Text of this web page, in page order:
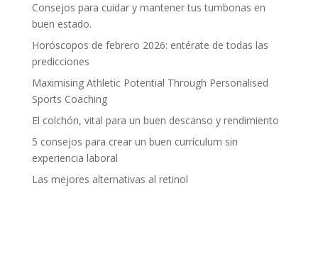
Consejos para cuidar y mantener tus tumbonas en
buen estado.
Horóscopos de febrero 2026: entérate de todas las
predicciones
Maximising Athletic Potential Through Personalised
Sports Coaching
El colchón, vital para un buen descanso y rendimiento
5 consejos para crear un buen currículum sin
experiencia laboral
Las mejores alternativas al retinol